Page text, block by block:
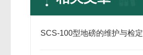
SCS-100型地磅的维护与检定